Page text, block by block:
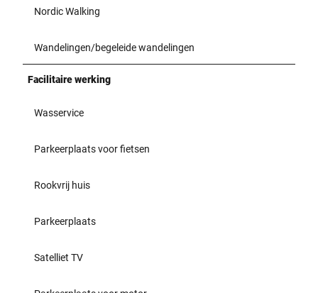
Nordic Walking
Wandelingen/begeleide wandelingen
Facilitaire werking
Wasservice
Parkeerplaats voor fietsen
Rookvrij huis
Parkeerplaats
Satelliet TV